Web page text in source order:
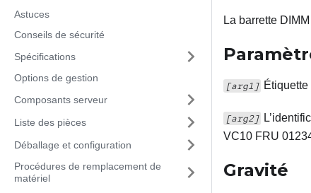
Astuces
Conseils de sécurité
Spécifications
Options de gestion
Composants serveur
Liste des pièces
Déballage et configuration
Procédures de remplacement de
matériel
La barrette
[arg1]
[arg2]
VC10 FRU
Gravité